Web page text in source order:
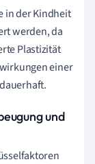
in der Kindheit
werden, da
Plastizität
einer
und